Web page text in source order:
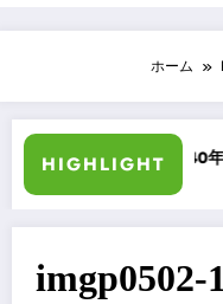
ホーム
HIGHLIGHT
昭和40年富
imgp0502-